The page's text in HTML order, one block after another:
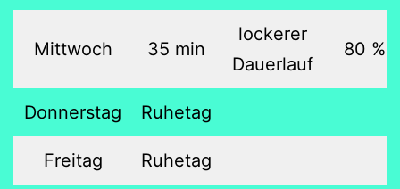
Mittwoch 35 min
lockerer
Dauerlauf
80 %
Donnerstag Ruhetag
Freitag Ruhetag